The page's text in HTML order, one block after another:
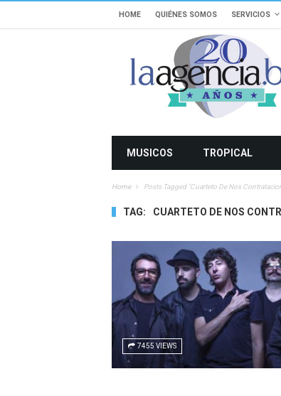
HOME QUIÉNES SOMOS SERVICIOS
MUSICOS TROPICAL
Home Posts Tagged "cuarteto De Nos
TAG: CUARTETO DE NOS
7455 VIEWS